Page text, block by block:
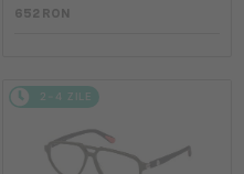
652 RON
2-4 ZILE